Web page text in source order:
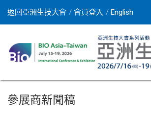
返回亞洲生技大會 會員登入 English
參展商新聞稿